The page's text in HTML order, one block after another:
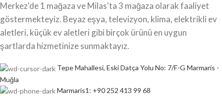
Merkez'de 1 mağaza ve Milas'ta 3 mağaza olarak faaliyet
göstermekteyiz. Beyaz eşya, televizyon, klima, elektrikli ev
aletleri, küçük ev aletleri gibi birçok ürünü en uygun
şartlarda hizmetinize sunmaktayız.
Tepe Mahallesi, Eski Datça Yolu No: 7/F-G Marmaris -
Muğla
Marmaris1: +90 252 413 99 68